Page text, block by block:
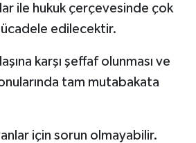
ile hukuk çerçevesinde çok
edilecektir.
karşı şeffaf olunması ve
tam mutabakata
için sorun olmayabilir.